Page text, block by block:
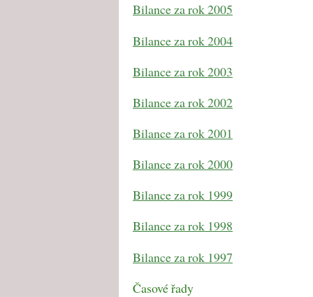
Bilance za rok 2005
Bilance za rok 2004
Bilance za rok 2003
Bilance za rok 2002
Bilance za rok 2001
Bilance za rok 2000
Bilance za rok 1999
Bilance za rok 1998
Bilance za rok 1997
Časové řady